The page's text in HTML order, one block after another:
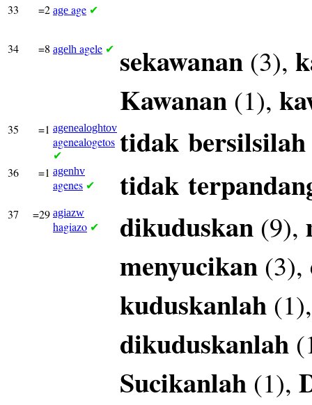
33 =2 age age ✔
34 =8 agelh agele ✔ sekawanan (3),
Kawanan (1),
35 =1 agenealoghtov
agenealogetos
✔ tidak bersilsilah
36 =1 agenhv
agenes ✔ tidak
37 =29 agiazw
hagiazo ✔ dikuduskan (9),
menyucikan (3),
kuduskanlah
dikuduskanlah
Sucikanlah (1),